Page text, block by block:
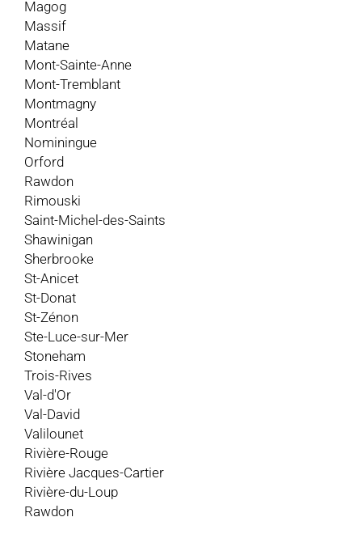
Magog
Massif
Matane
Mont-Sainte-Anne
Mont-Tremblant
Montmagny
Montréal
Nominingue
Orford
Rawdon
Rimouski
Saint-Michel-des-Saints
Shawinigan
Sherbrooke
St-Anicet
St-Donat
St-Zénon
Ste-Luce-sur-Mer
Stoneham
Trois-Rives
Val-d'Or
Val-David
Valilounet
Rivière-Rouge
Rivière Jacques-Cartier
Rivière-du-Loup
Rawdon